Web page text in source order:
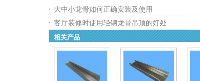
大中小龙骨如何正确安装及使用
客厅装修时使用轻钢龙骨吊顶的好处
相关产品